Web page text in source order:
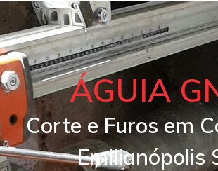
ÁGUIA
Corte e Furos em
Emilianópolis